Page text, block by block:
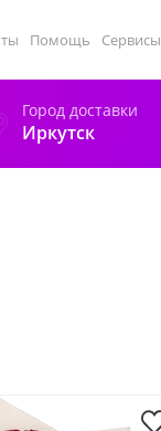
Помощь Сервисы
Город доставки
Иркутск